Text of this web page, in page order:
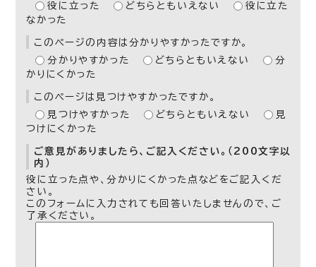
役に立った
どちらともいえない
役に立た
なかった
このページの内容は分かりやすかったですか。
分かりやすかった
どちらともいえない
分
かりにくかった
このページは見つけやすかったですか。
見つけやすかった
どちらともいえない
見
つけにくかった
ご意見がありましたら、ご記入ください。（200文字以
内）
役に立った点や、分かりにくかった点などをご記入くだ
さい。
このフォームに入力されても回答いたしませんので、ご
了承ください。